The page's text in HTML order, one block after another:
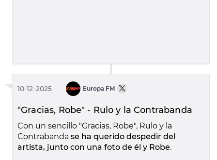
10-12-2025 Europa FM
"Gracias, Robe" - Rulo y la Contrabanda
Con un sencillo "Gracias, Robe", Rulo y la
Contrabanda se ha querido despedir del
artista, junto con una foto de él y Robe.